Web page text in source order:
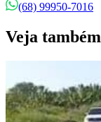
(68) 99950-7016
Veja também